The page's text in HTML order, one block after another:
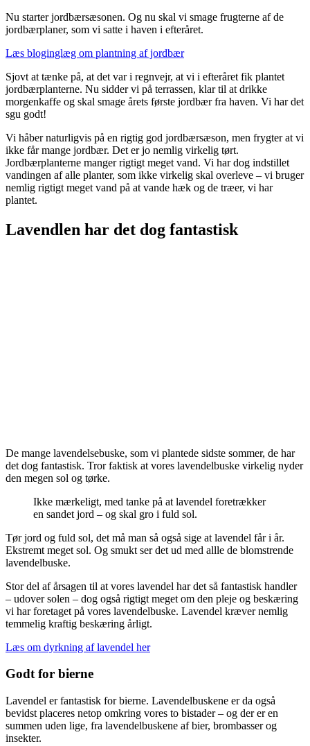
Nu starter jordbærsæsonen. Og nu skal vi smage frugterne af de
jordbærplaner, som vi satte i haven i efteråret.
Læs bloginglæg om plantning af jordbær
Sjovt at tænke på, at det var i regnvejr, at vi i efteråret fik plantet
jordbærplanterne. Nu sidder vi på terrassen, klar til at drikke
morgenkaffe og skal smage årets første jordbær fra haven. Vi har det
sgu godt!
Vi håber naturligvis på en rigtig god jordbærsæson, men frygter at vi
ikke får mange jordbær. Det er jo nemlig virkelig tørt.
Jordbærplanterne manger rigtigt meget vand. Vi har dog indstillet
vandingen af alle planter, som ikke virkelig skal overleve – vi bruger
nemlig rigtigt meget vand på at vande hæk og de træer, vi har
plantet.
Lavendlen har det dog fantastisk
De mange lavendelsebuske, som vi plantede sidste sommer, de har
det dog fantastisk. Tror faktisk at vores lavendelbuske virkelig nyder
den megen sol og tørke.
Ikke mærkeligt, med tanke på at lavendel foretrækker
en sandet jord – og skal gro i fuld sol.
Tør jord og fuld sol, det må man så også sige at lavendel får i år.
Ekstremt meget sol. Og smukt ser det ud med allle de blomstrende
lavendelbuske.
Stor del af årsagen til at vores lavendel har det så fantastisk handler
– udover solen – dog også rigtigt meget om den pleje og beskæring
vi har foretaget på vores lavendelbuske. Lavendel kræver nemlig
temmelig kraftig beskæring årligt.
Læs om dyrkning af lavendel her
Godt for bierne
Lavendel er fantastisk for bierne. Lavendelbuskene er da også
bevidst placeres netop omkring vores to bistader – og der er en
summen uden lige, fra lavendelbuskene af bier, brombasser og
insekter.